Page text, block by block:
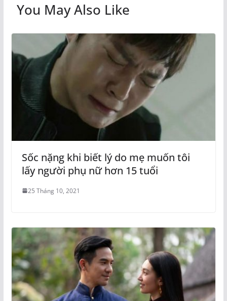
You May Also Like
Sốc nặng khi biết lý do mẹ muốn tôi
lấy người phụ nữ hơn 15 tuổi
25 Tháng 10, 2021